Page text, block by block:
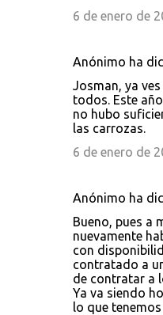
6 de enero de
Anónimo ha
Josman, ya
todos. Este
no hubo
las carrozas.
6 de enero de
Anónimo ha
Bueno, pues a
nuevamente
con
contratado a
de contratar a
Ya va siendo
lo que tenemos